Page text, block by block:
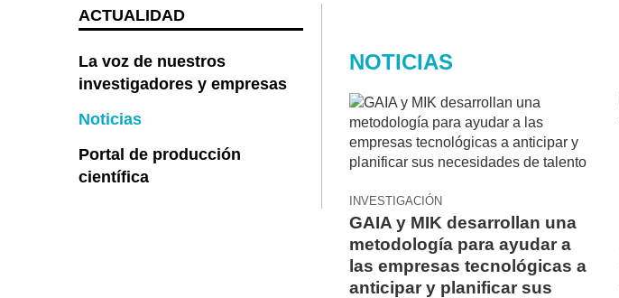
NOTICIAS
INVESTIGACIÓN
GAIA y MIK desarrollan una
metodología para ayudar a
las empresas tecnológicas a
anticipar y planificar sus
ACTUALIDAD
La voz de nuestros
investigadores y empresas
Noticias
Portal de producción
científica